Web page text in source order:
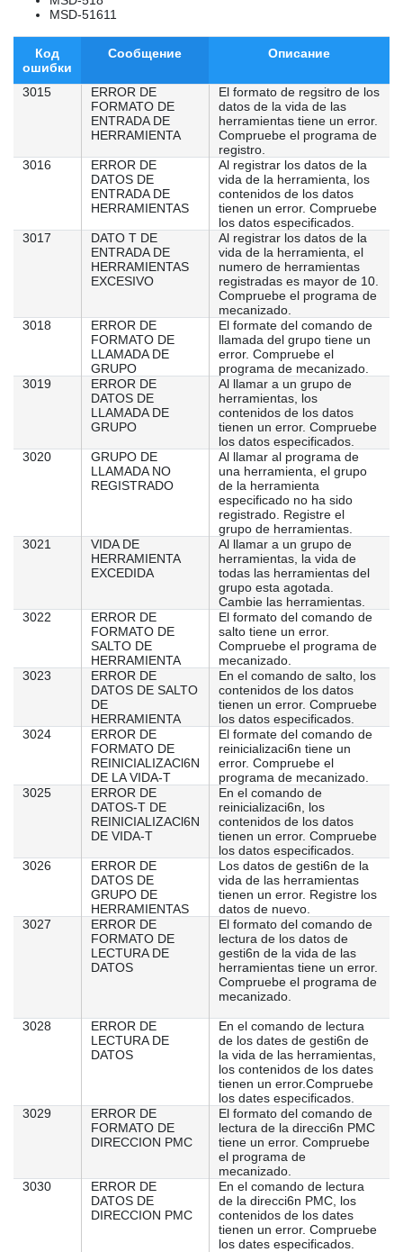
MSD-51611
Код
ошибки
Сообщение Описание
3015
ERROR DE
FORMATO DE
ENTRADA DE
HERRAMIENTA
El formato de regsitro de los
datos de la vida de las
herramientas tiene un error.
Compruebe el programa de
registro.
3016
ERROR DE
DATOS DE
ENTRADA DE
HERRAMIENTAS
Al registrar los datos de la
vida de la herramienta, los
contenidos de los datos
tienen un error. Compruebe
los datos especificados.
3017
DATO T DE
ENTRADA DE
HERRAMIENTAS
EXCESIVO
Al registrar los datos de la
vida de la herramienta, el
numero de herramientas
registradas es mayor de 10.
Compruebe el programa de
mecanizado.
3018
ERROR DE
FORMATO DE
LLAMADA DE
GRUPO
El formate del comando de
llamada del grupo tiene un
error. Compruebe el
programa de mecanizado.
3019
ERROR DE
DATOS DE
LLAMADA DE
GRUPO
Al llamar a un grupo de
herramientas, los
contenidos de los datos
tienen un error. Compruebe
los datos especificados.
3020
GRUPO DE
LLAMADA NO
REGISTRADO
Al llamar al programa de
una herramienta, el grupo
de la herramienta
especificado no ha sido
registrado. Registre el
grupo de herramientas.
3021
VIDA DE
HERRAMIENTA
EXCEDIDA
Al llamar a un grupo de
herramientas, la vida de
todas las herramientas del
grupo esta agotada.
Cambie las herramientas.
3022
ERROR DE
FORMATO DE
SALTO DE
HERRAMIENTA
El formato del comando de
salto tiene un error.
Compruebe el programa de
mecanizado.
3023
ERROR DE
DATOS DE SALTO
DE
HERRAMIENTA
En el comando de salto, los
contenidos de los datos
tienen un error. Compruebe
los datos especificados.
3024
ERROR DE
FORMATO DE
REINICIALIZACl6N
DE LA VIDA-T
El formate del comando de
reinicializaci6n tiene un
error. Compruebe el
programa de mecanizado.
3025
ERROR DE
DATOS-T DE
REINICIALIZACl6N
DE VIDA-T
En el comando de
reinicializaci6n, los
contenidos de los datos
tienen un error. Compruebe
los datos especificados.
3026
ERROR DE
DATOS DE
GRUPO DE
HERRAMIENTAS
Los datos de gesti6n de la
vida de las herramientas
tienen un error. Registre los
datos de nuevo.
3027
ERROR DE
FORMATO DE
LECTURA DE
DATOS
El formato del comando de
lectura de los datos de
gesti6n de la vida de las
herramientas tiene un error.
Compruebe el programa de
mecanizado.
3028
ERROR DE
LECTURA DE
DATOS
En el comando de lectura
de los dates de gesti6n de
la vida de las herramientas,
los contenidos de los dates
tienen un error.Compruebe
los dates especificados.
3029
ERROR DE
FORMATO DE
DIRECCION PMC
El formato del comando de
lectura de la direcci6n PMC
tiene un error. Compruebe
el programa de
mecanizado.
3030
ERROR DE
DATOS DE
DIRECCION PMC
En el comando de lectura
de la direcci6n PMC, los
contenidos de los dates
tienen un error. Compruebe
los dates especificados.